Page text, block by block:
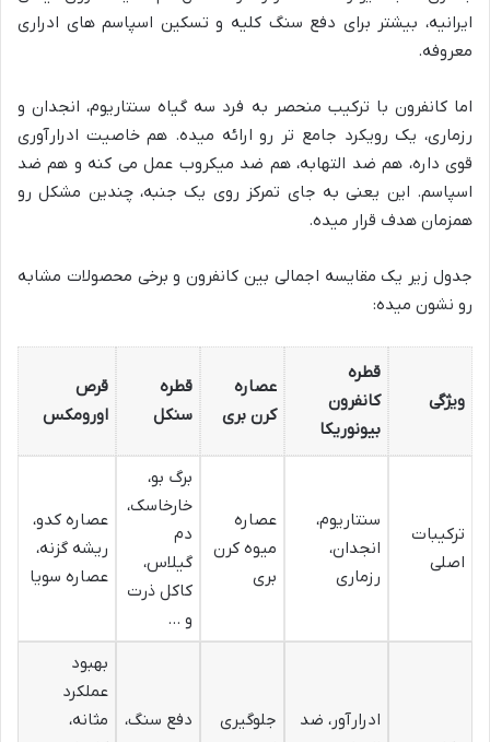
ایرانیه، بیشتر برای دفع سنگ کلیه و تسکین اسپاسم های ادراری
معروفه.
اما کانفرون با ترکیب منحصر به فرد سه گیاه سنتاریوم، انجدان و
رزماری، یک رویکرد جامع تر رو ارائه میده. هم خاصیت ادرارآوری
قوی داره، هم ضد التهابه، هم ضد میکروب عمل می کنه و هم ضد
اسپاسم. این یعنی به جای تمرکز روی یک جنبه، چندین مشکل رو
همزمان هدف قرار میده.
جدول زیر یک مقایسه اجمالی بین کانفرون و برخی محصولات مشابه
رو نشون میده:
ویژگی
قطره
کانفرون
بیونوریکا
عصاره
کرن بری
قطره
سنکل
قرص
اورومکس
ترکیبات
اصلی
سنتاریوم،
انجدان،
رزماری
عصاره
میوه کرن
بری
برگ بو،
خارخاسک،
دم
گیلاس،
کاکل ذرت
و …
عصاره کدو،
ریشه گزنه،
عصاره سویا
ادرارآور، ضد
جلوگیری
دفع سنگ،
بهبود
عملکرد
مثانه،